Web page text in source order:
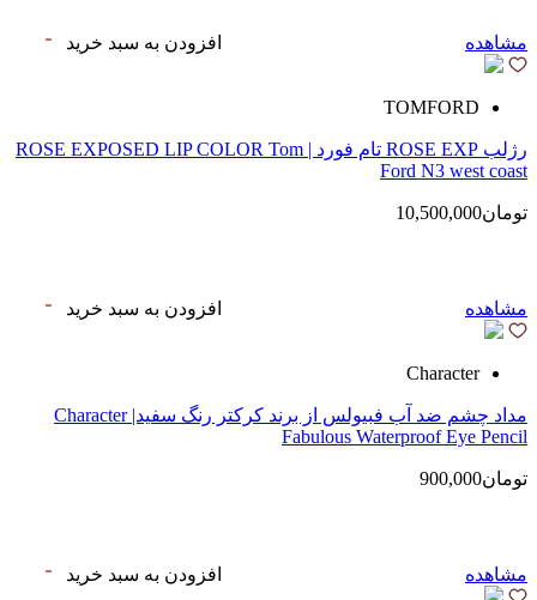
مشاهده افزودن به سبد خرید
TOMFORD
رژلب ROSE EXP تام فورد | ROSE EXPOSED LIP COLOR Tom
Ford N3 west coast
تومان10,500,000
مشاهده افزودن به سبد خرید
Character
مداد چشم ضد آب فبیولس از برند کرکتر رنگ سفید| Character
Fabulous Waterproof Eye Pencil
تومان900,000
مشاهده افزودن به سبد خرید